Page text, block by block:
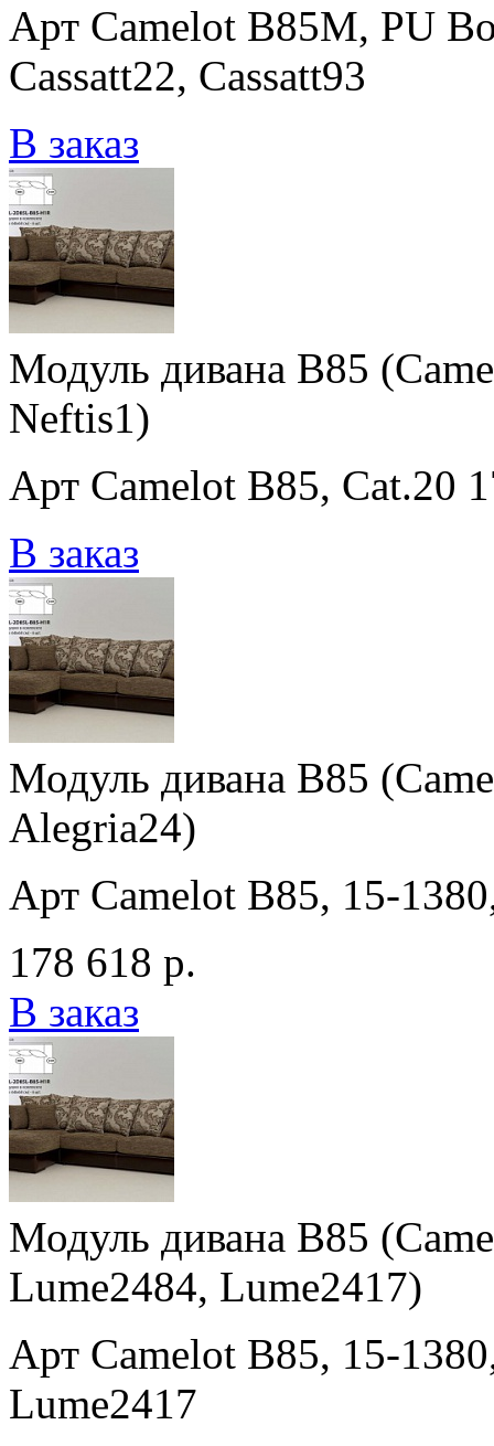
Арт Camelot B85M, PU
Cassatt22, Cassatt93
В заказ
Модуль дивана B85
Neftis1)
Арт Camelot B85, Cat.20
В заказ
Модуль дивана B85
Alegria24)
Арт Camelot B85, 15-
178 618 р.
В заказ
Модуль дивана B85
Lume2484, Lume2417)
Арт Camelot B85, 15-
Lume2417